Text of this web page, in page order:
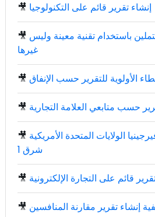
🎥 إنشاء تقرير قائم على التكنولوجيا
🎥 باستخدام تقنية معينة وليس
غيرها
🎥 الأولوية للتقرير حسب الإنفاق
🎥 حسب متابعي العلامة التجارية
🎥 الولايات المتحدة الأمريكية
شرق 1
🎥 قائم على التجارة الإلكترونية
🎥 إنشاء تقرير مقارنة المنافسين